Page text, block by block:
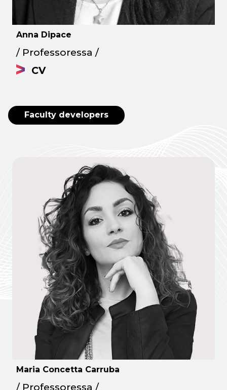
Anna Dipace
/ Professoressa /
CV
Faculty developers
Maria Concetta Carruba
/ Professoressa /